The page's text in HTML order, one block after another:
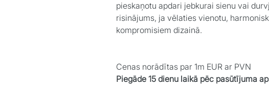
pieskaņotu apdari jebkurai sienu vai
risinājums, ja vēlaties vienotu,
kompromisiem dizainā.
Cenas norādītas par 1m EUR ar PVN
Piegāde 15 dienu laikā pēc pasūtījuma